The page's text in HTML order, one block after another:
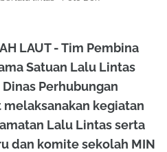
LAUT - Tim Pembina
Satuan Lalu Lintas
Perhubungan
melaksanakan kegiatan
Lalu Lintas serta
dan komite sekolah MIN